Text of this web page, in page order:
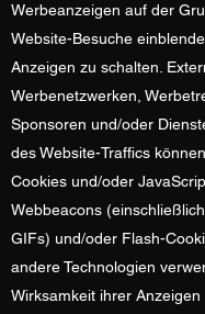
Werbeanzeigen auf der
Website-Besuche
Anzeigen zu schalten.
Werbenetzwerken,
Sponsoren und/oder
des Website-Traffics
Cookies und/oder
Webbeacons
GIFs) und/oder Flash-
andere Technologien
Wirksamkeit ihrer